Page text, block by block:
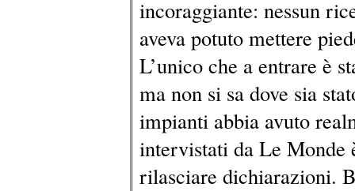
incoraggiante: nessun
aveva potuto mettere
L’unico che a entrare è
ma non si sa dove sia
impianti abbia avuto
intervistati da Le Monde
rilasciare dichiarazioni.